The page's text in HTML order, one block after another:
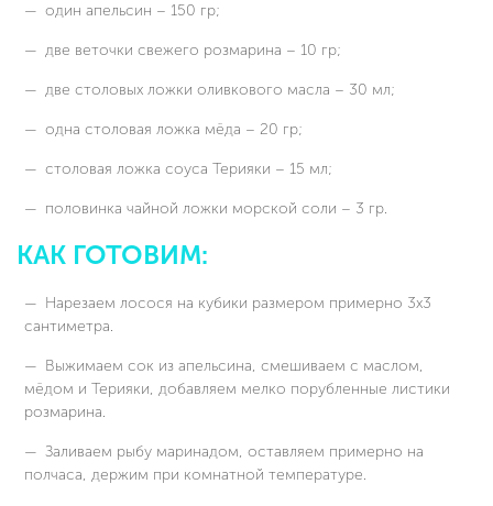
один апельсин – 150 гр;
две веточки свежего розмарина – 10 гр;
две столовых ложки оливкового масла – 30 мл;
одна столовая ложка мёда – 20 гр;
столовая ложка соуса Терияки – 15 мл;
половинка чайной ложки морской соли – 3 гр.
КАК ГОТОВИМ:
Нарезаем лосося на кубики размером примерно 3x3
сантиметра.
Выжимаем сок из апельсина, смешиваем с маслом,
мёдом и Терияки, добавляем мелко порубленные листики
розмарина.
Заливаем рыбу маринадом, оставляем примерно на
полчаса, держим при комнатной температуре.